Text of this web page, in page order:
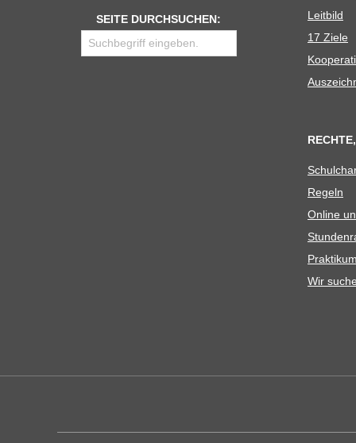
SEITE DURCHSUCHEN:
Leit­bild
17 Ziele
Regeln
Online
Wir